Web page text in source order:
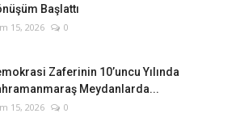
Başlattı
15, 2026 0
Zaferinin 10’uncu Yılında
Meydanlarda...
15, 2026 0